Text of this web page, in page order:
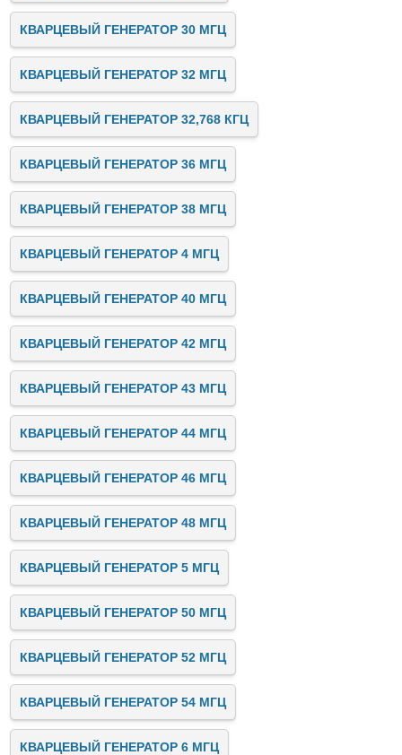
КВАРЦЕВЫЙ ГЕНЕРАТОР 30 МГЦ
КВАРЦЕВЫЙ ГЕНЕРАТОР 32 МГЦ
КВАРЦЕВЫЙ ГЕНЕРАТОР 32,768 КГЦ
КВАРЦЕВЫЙ ГЕНЕРАТОР 36 МГЦ
КВАРЦЕВЫЙ ГЕНЕРАТОР 38 МГЦ
КВАРЦЕВЫЙ ГЕНЕРАТОР 4 МГЦ
КВАРЦЕВЫЙ ГЕНЕРАТОР 40 МГЦ
КВАРЦЕВЫЙ ГЕНЕРАТОР 42 МГЦ
КВАРЦЕВЫЙ ГЕНЕРАТОР 43 МГЦ
КВАРЦЕВЫЙ ГЕНЕРАТОР 44 МГЦ
КВАРЦЕВЫЙ ГЕНЕРАТОР 46 МГЦ
КВАРЦЕВЫЙ ГЕНЕРАТОР 48 МГЦ
КВАРЦЕВЫЙ ГЕНЕРАТОР 5 МГЦ
КВАРЦЕВЫЙ ГЕНЕРАТОР 50 МГЦ
КВАРЦЕВЫЙ ГЕНЕРАТОР 52 МГЦ
КВАРЦЕВЫЙ ГЕНЕРАТОР 54 МГЦ
КВАРЦЕВЫЙ ГЕНЕРАТОР 6 МГЦ